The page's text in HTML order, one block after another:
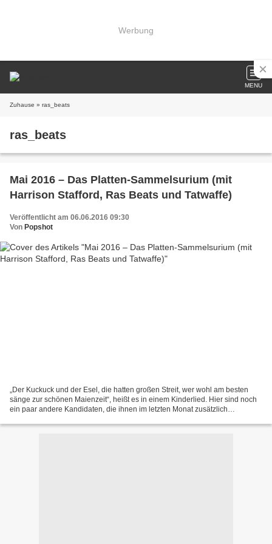
Werbung
MENU
Zuhause » ras_beats
ras_beats
Mai 2016 – Das Platten-Sammelsurium (mit
Harrison Stafford, Ras Beats und Tatwaffe)
Veröffentlicht am 06.06.2016 09:30
Von Popshot
„Der Kuckuck und der Esel, die hatten großen Streit, wer wohl am besten
sänge zur schönen Maienzeit“, heißt es in einem Kinderlied. Hier sind noch
ein paar andere Kandidaten, die ihnen im letzten Monat zusätzlich